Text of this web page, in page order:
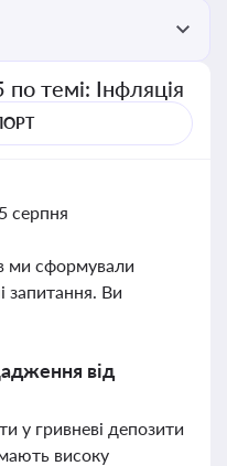
темі: Інфляція
серпня
ми сформували
запитання. Ви
від
у гривневі депозити
високу